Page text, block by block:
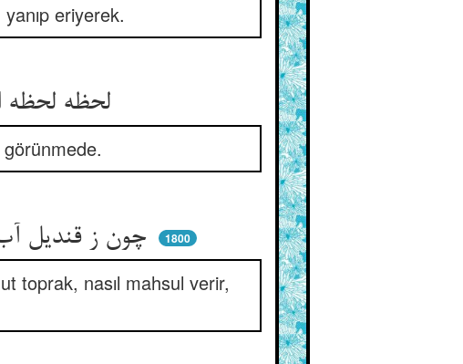
eriyerek.
لحظه لحظه امتحانها می‌رسد ** سر دلها می‌نماید در جسد
görünmede.
1800
toprak, nasıl mahsul verir,